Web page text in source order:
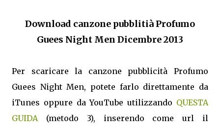
Download canzone pubblitià Profumo
Guees Night Men Dicembre 2013
Per scaricare la canzone pubblicità Profumo
Guees Night Men, potete farlo direttamente da
iTunes oppure da YouTube utilizzando QUESTA
GUIDA (metodo 3), inserendo come url il